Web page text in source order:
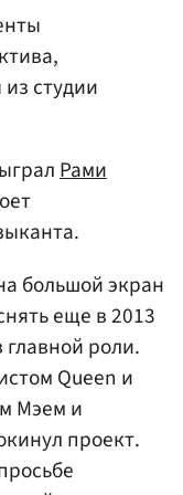
студии
Рами
большой экран
еще в 2013
главной роли.
Queen и
Мэем и
проект.